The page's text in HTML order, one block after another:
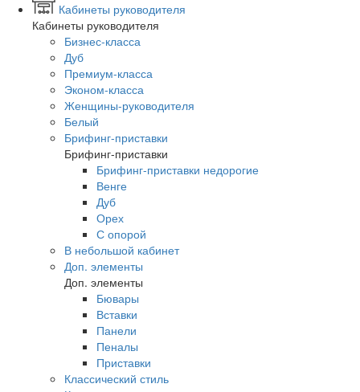
Кабинеты руководителя
Кабинеты руководителя
Бизнес-класса
Дуб
Премиум-класса
Эконом-класса
Женщины-руководителя
Белый
Брифинг-приставки
Брифинг-приставки
Брифинг-приставки недорогие
Венге
Дуб
Орех
С опорой
В небольшой кабинет
Доп. элементы
Доп. элементы
Бювары
Вставки
Панели
Пеналы
Приставки
Классический стиль